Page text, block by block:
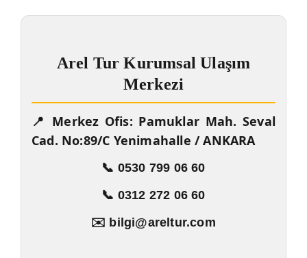
Arel Tur Kurumsal Ulaşım
Merkezi
📍 Merkez Ofis: Pamuklar Mah. Seval
Cad. No:89/C Yenimahalle / ANKARA
📞 0530 799 06 60
📞 0312 272 06 60
✉️ bilgi@areltur.com